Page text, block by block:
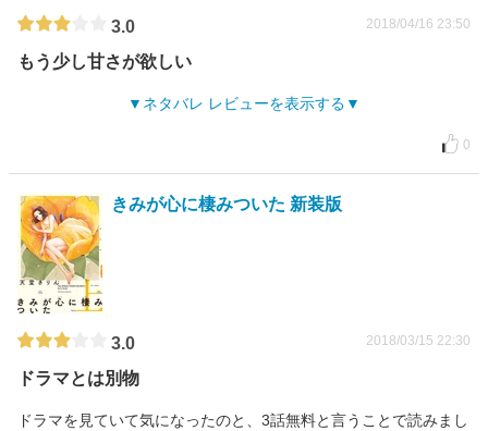
3.0 2018/04/16 23:50
もう少し甘さが欲しい
ネタバレ レビューを表示する
0
きみが心に棲みついた 新装版
3.0 2018/03/15 22:30
ドラマとは別物
ドラマを見ていて気になったのと、3話無料と言うことで読みまし